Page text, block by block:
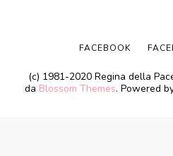
(c) 1981-2020 Regina della
da Blossom Themes. Powered
FACEBOOK